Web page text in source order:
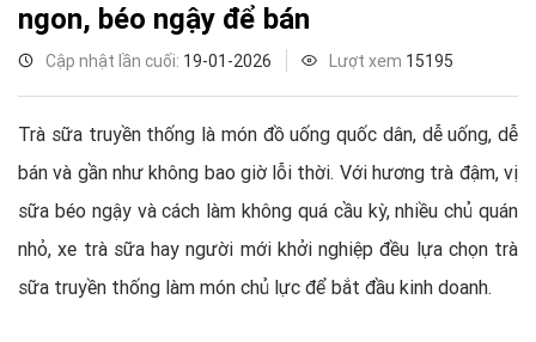
ngon, béo ngậy để bán
Cập nhật lần cuối: 19-01-2026 Lượt xem 15195
Trà sữa truyền thống là món đồ uống quốc dân, dễ uống, dễ
bán và gần như không bao giờ lỗi thời. Với hương trà đậm, vị
sữa béo ngậy và cách làm không quá cầu kỳ, nhiều chủ quán
nhỏ, xe trà sữa hay người mới khởi nghiệp đều lựa chọn trà
sữa truyền thống làm món chủ lực để bắt đầu kinh doanh.